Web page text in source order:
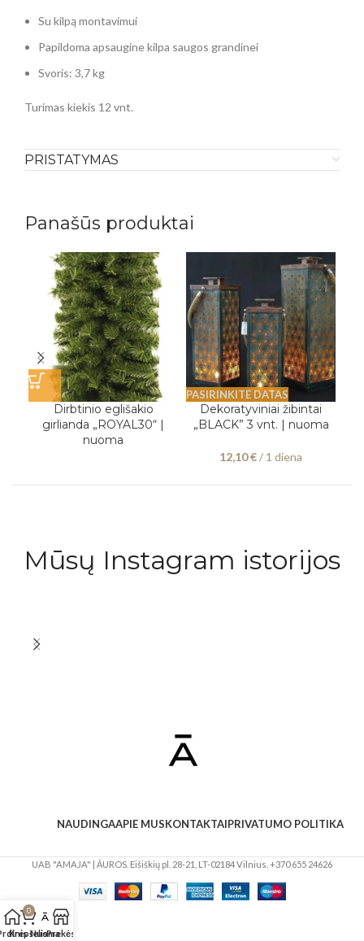
Su kilpą montavimui
Papildoma apsaugine kilpa saugos grandinei
Svoris: 3,7 kg
Turimas kiekis 12 vnt.
PRISTATYMAS
Panašūs produktai
Dirbtinio eglišakio
girlianda „ROYAL30“ |
nuoma
PASIRINKITE DATAS
Dekoratyviniai žibintai
„BLACK” 3 vnt. | nuoma
12,10€/ 1 diena
Mūsų Instagram istorijos
NAUDINGAAPIE MUSKONTAKTAIPRIVATUMO POLITIKA
UAB "AMAJA" | ĀUROS. Eišiškių pl. 28-21, LT-02184 Vilnius. +370 655 24626
0
Krepšelis
NuomaPrekės